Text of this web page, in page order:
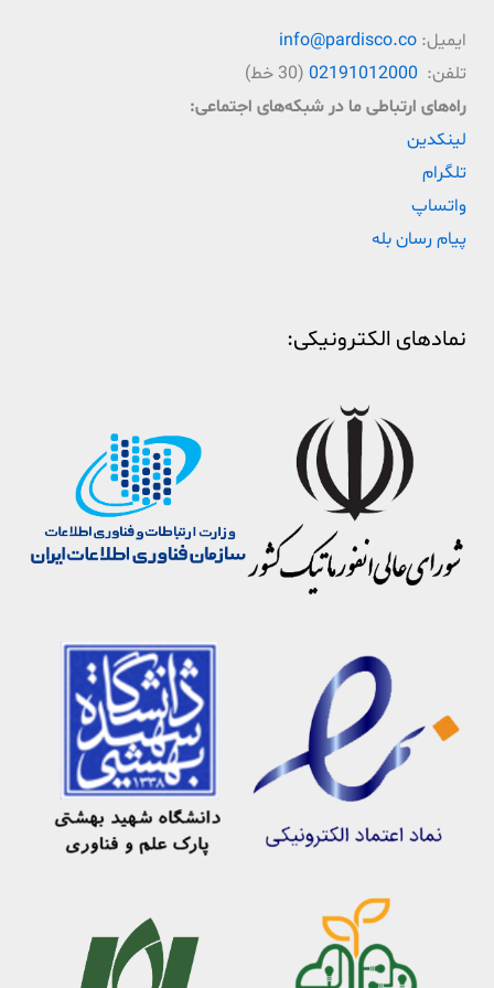
ایمیل: info@pardisco.co
تلفن: 02191012000 (30 خط)
راه‌‌های ارتباطی ما در شبکه‌های اجتماعی:
لینکدین
تلگرام
واتساپ
پیام رسان بله
نمادهای الکترونیکی: